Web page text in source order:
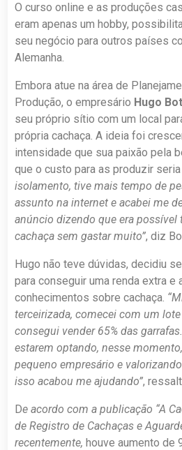
O curso online e as produções
eram apenas um hobby,
seu negócio para outros países
Alemanha.
Embora atue na área de
Produção, o empresário Hugo
seu próprio sítio com um local
própria cachaça. A ideia foi
intensidade que sua paixão pela
que o custo para as produzir
isolamento, tive mais tempo de
assunto na internet e acabei me
anúncio dizendo que era possível
cachaça sem gastar muito”, diz
Hugo não teve dúvidas, decidiu
para conseguir uma renda extra e
conhecimentos sobre cachaça.
terceirizada, comecei com um
consegui vender 65% das
estarem optando, nesse
pequeno empresário e
isso acabou me ajudando”,
De acordo com a publicação “A
de Registro de Cachaças e
recentemente, houve aumento de